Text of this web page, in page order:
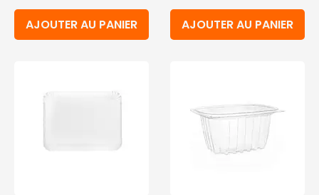
AJOUTER AU PANIER AJOUTER AU PANIER